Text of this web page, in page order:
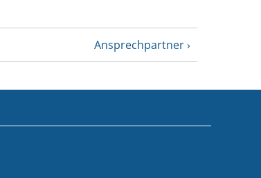
Ansprechpartner